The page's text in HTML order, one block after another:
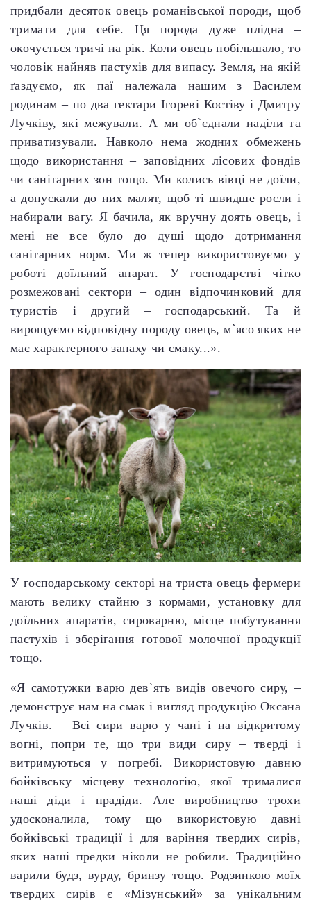
придбали десяток овець романівської породи, щоб
тримати для себе. Ця порода дуже плідна –
окочується тричі на рік. Коли овець побільшало, то
чоловік найняв пастухів для випасу. Земля, на якій
ґаздуємо, як паї належала нашим з Василем
родинам – по два гектари Ігореві Костіву і Дмитру
Лучківу, які межували. А ми об`єднали наділи та
приватизували. Навколо нема жодних обмежень
щодо використання – заповідних лісових фондів
чи санітарних зон тощо. Ми колись вівці не доїли,
а допускали до них малят, щоб ті швидше росли і
набирали вагу. Я бачила, як вручну доять овець, і
мені не все було до душі щодо дотримання
санітарних норм. Ми ж тепер використовуємо у
роботі доїльний апарат. У господарстві чітко
розмежовані сектори – один відпочинковий для
туристів і другий – господарський. Та й
вирощуємо відповідну породу овець, м`ясо яких не
має характерного запаху чи смаку...».
У господарському секторі на триста овець фермери
мають велику стайню з кормами, установку для
доїльних апаратів, сироварню, місце побутування
пастухів і зберігання готової молочної продукції
тощо.
«Я самотужки варю дев`ять видів овечого сиру, –
демонструє нам на смак і вигляд продукцію Оксана
Лучків. – Всі сири варю у чані і на відкритому
вогні, попри те, що три види сиру – тверді і
витримуються у погребі. Використовую давню
бойківську місцеву технологію, якої трималися
наші діди і прадіди. Але виробництво трохи
удосконалила, тому що використовую давні
бойківські традиції і для варіння твердих сирів,
яких наші предки ніколи не робили. Традиційно
варили будз, вурду, бринзу тощо. Родзинкою моїх
твердих сирів є «Мізунський» за унікальним